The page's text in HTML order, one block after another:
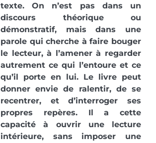
texte. On n’est pas dans un
discours théorique ou
démonstratif, mais dans une
parole qui cherche à faire bouger
le lecteur, à l’amener à regarder
autrement ce qui l’entoure et ce
qu’il porte en lui. Le livre peut
donner envie de ralentir, de se
recentrer, et d’interroger ses
propres repères. Il a cette
capacité à ouvrir une lecture
intérieure, sans imposer une